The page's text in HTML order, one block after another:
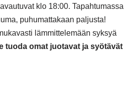
klo 18:00. Tapahtumassa
puhumattakaan paljusta!
lämmittelemään syksyä
tuoda omat juotavat ja syötävät